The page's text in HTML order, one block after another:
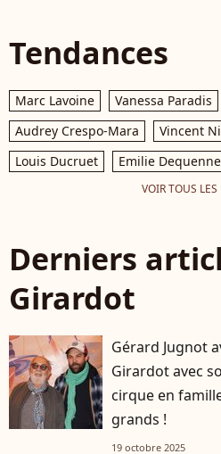
Tendances
Marc Lavoine Vanessa Paradis
Audrey Crespo-Mara
Vincent
Louis Ducruet
Emilie Dequenne
VOIR TOUS LES
Derniers
Girardot
Gérard Jugnot
Girardot avec
cirque en
grands !
19 octobre 2025